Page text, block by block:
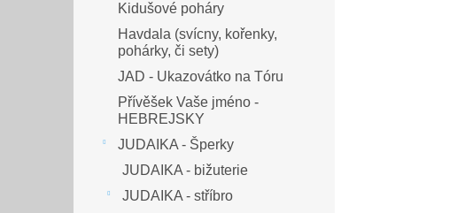
Kidušové poháry
Havdala (svícny, kořenky,
pohárky, či sety)
JAD - Ukazovátko na Tóru
Přívěšek Vaše jméno -
HEBREJSKY
JUDAIKA - Šperky
JUDAIKA - bižuterie
JUDAIKA - stříbro